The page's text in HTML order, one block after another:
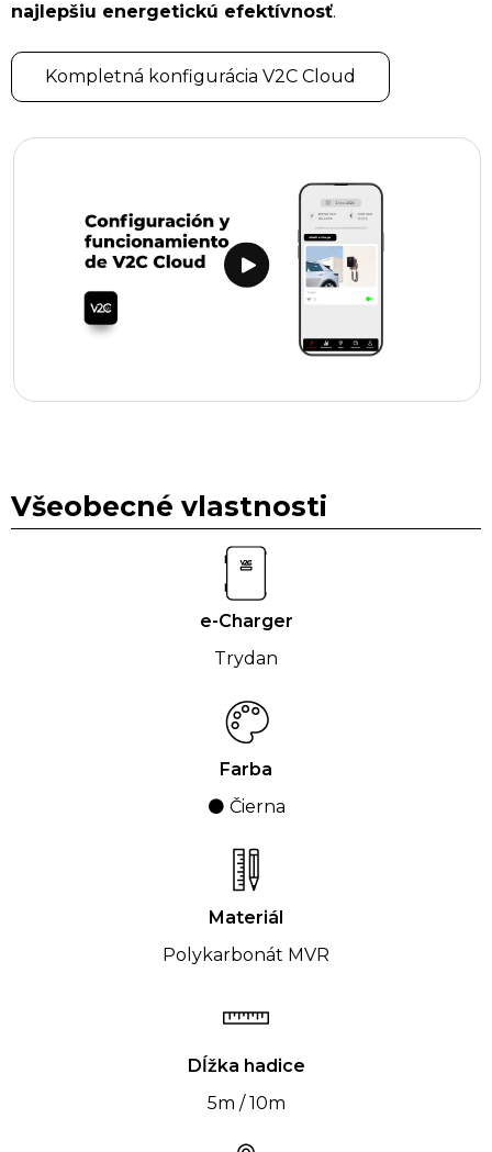
najlepšiu energetickú efektívnosť.
Kompletná konfigurácia V2C Cloud
Všeobecné vlastnosti
e-Charger
Trydan
Farba
⚫ Čierna
Materiál
Polykarbonát MVR
Dĺžka hadice
5m / 10m